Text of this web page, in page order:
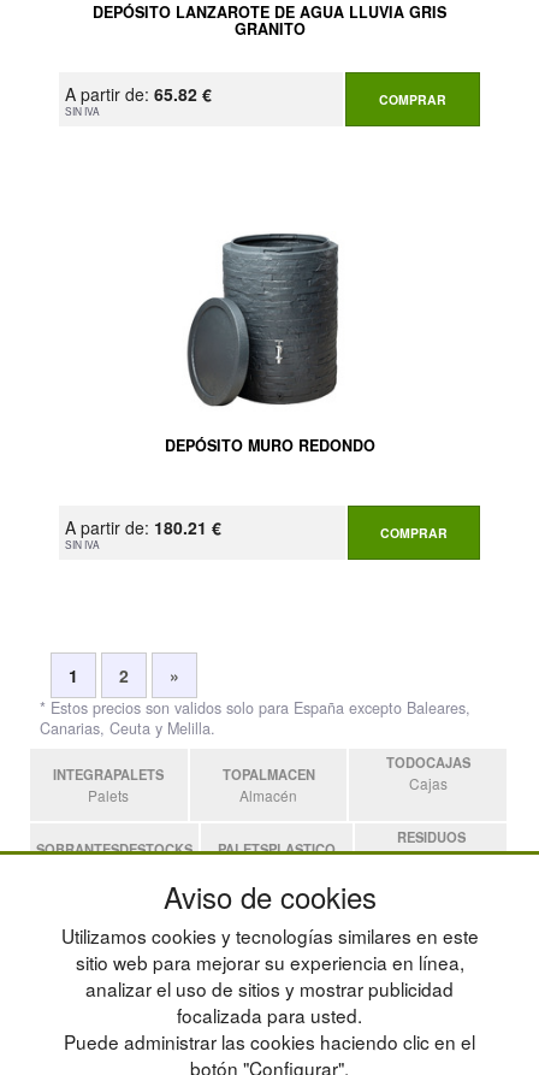
DEPÓSITO LANZAROTE DE AGUA LLUVIA GRIS
GRANITO
A partir de: 65.82 €
SIN IVA
COMPRAR
DEPÓSITO MURO REDONDO
A partir de: 180.21 €
SIN IVA
COMPRAR
1 2 »
* Estos precios son validos solo para España excepto Baleares,
Canarias, Ceuta y Melilla.
INTEGRAPALETS
Palets
TOPALMACEN
Almacén
TODOCAJAS
Cajas
SOBRANTESDESTOCKS PALETSPLASTICO
RESIDUOS
Residuos
Estanterias
POLÍTICA DE PRIVACIDAD
CONDICIONES DE USO
CAMBIOS Y DEVOLUCIONES
MAPA WEB
PREGUNTAS FRECUENTES
INGRESA A TU CUENTA
Aviso de cookies
Utilizamos cookies y tecnologías similares en este
sitio web para mejorar su experiencia en línea,
analizar el uso de sitios y mostrar publicidad
focalizada para usted.
Puede administrar las cookies haciendo clic en el
botón "Configurar".